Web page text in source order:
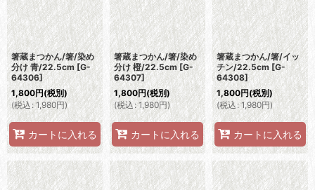
絞り込む
箸蔵まつかん/箸/染め
分け 青/22.5cm [G-
64306]
1,800円(税別)
(税込 : 1,980円)
カートに入れる
箸蔵まつかん/箸/染め
分け 橙/22.5cm [G-
64307]
1,800円(税別)
(税込: 1,980円)
カートに入れる
箸蔵まつかん/箸/イッ
チン/22.5cm [G-
64308]
1,800円(税別)
(税込 : 1,980円)
カートに入れる